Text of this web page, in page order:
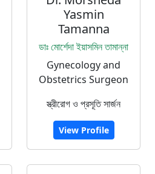
Yasmin
Tamanna
ডাঃ মোর্শেদা ইয়াসমিন তামান্না
Gynecology and
Obstetrics Surgeon
স্ত্রীরোগ ও প্রসূতি সার্জন
View Profile